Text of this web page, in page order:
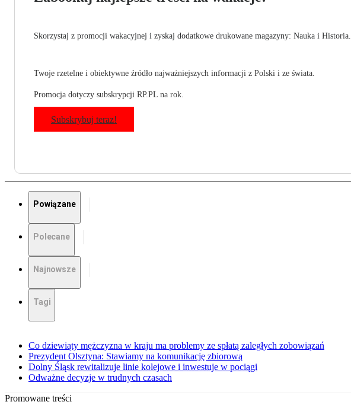
Skorzystaj z promocji wakacyjnej i zyskaj dodatkowe drukowane magazyny: Nauka i Historia.
Twoje rzetelne i obiektywne źródło najważniejszych informacji z Polski i ze świata.
Promocja dotyczy subskrypcji RP.PL na rok.
Subskrybuj teraz!
Powiązane
Polecane
Najnowsze
Tagi
Co dziewiąty mężczyzna w kraju ma problemy ze spłatą zaległych zobowiązań
Prezydent Olsztyna: Stawiamy na komunikację zbiorową
Dolny Śląsk rewitalizuje linie kolejowe i inwestuje w pociągi
Odważne decyzje w trudnych czasach
Promowane treści